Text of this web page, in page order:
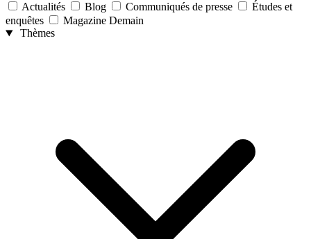
Actualités Blog Communiqués de presse
Études et
enquêtes
Magazine Demain
Thèmes